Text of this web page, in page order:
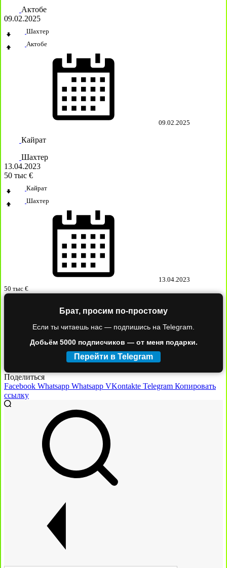
Актобе
09.02.2025
Шахтер
Актобе
09.02.2025
Кайрат
Шахтер
13.04.2023
50 тыс €
Кайрат
Шахтер
13.04.2023
50 тыс €
Брат, просим по-простому
Если ты читаешь нас — подпишись на Telegram.
Добьём 5000 подписчиков — от меня подарки.
Перейти в Telegram
Поделиться
Facebook Whatsapp Whatsapp VKontakte Telegram Копировать
ссылку